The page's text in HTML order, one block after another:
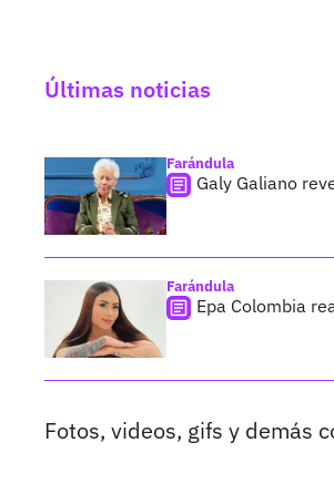
Últimas noticias
Farándula
Galy Galiano
Farándula
Epa Colombia
Fotos, videos, gifs y demás